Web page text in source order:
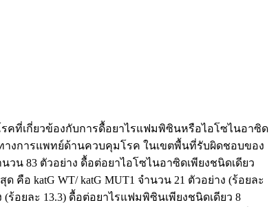
คที่เกี่ยวข้องกับการดื้อยาไรแฟมพิซินหรือไอโซไนอาซิด
งการแพทย์ด้านควบคุมโรค ในเขตพื้นที่รับผิดชอบของ
น 83 ตัวอย่าง ดื้อต่อยาไอโซไนอาซิดเพียงชนิดเดียว
คือ katG WT/ katG MUT1 จำนวน 21 ตัวอย่าง (ร้อยละ
ร้อยละ 13.3) ดื้อต่อยาไรแฟมพิซินเพียงชนิดเดียว 8